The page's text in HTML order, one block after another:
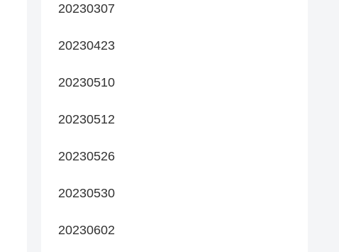
20230307
20230423
20230510
20230512
20230526
20230530
20230602